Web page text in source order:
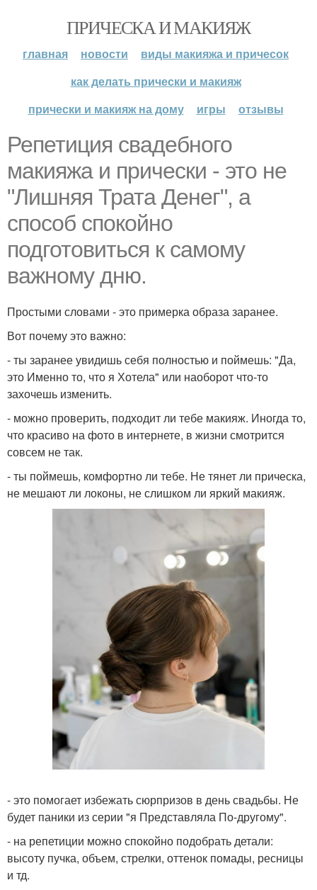
ПРИЧЕСКА И МАКИЯЖ
главная новости
виды макияжа и причесок
как делать прически и макияж
прически и макияж на дому
игры отзывы
Репетиция свадебного
макияжа и прически - это не
"Лишняя Трата Денег", а
способ спокойно
подготовиться к самому
важному дню.
Простыми словами - это примерка образа заранее.
Вот почему это важно:
- ты заранее увидишь себя полностью и поймешь: "Да,
это Именно то, что я Хотела" или наоборот что-то
захочешь изменить.
- можно проверить, подходит ли тебе макияж. Иногда то,
что красиво на фото в интернете, в жизни смотрится
совсем не так.
- ты поймешь, комфортно ли тебе. Не тянет ли прическа,
не мешают ли локоны, не слишком ли яркий макияж.
- это помогает избежать сюрпризов в день свадьбы. Не
будет паники из серии "я Представляла По-другому".
- на репетиции можно спокойно подобрать детали:
высоту пучка, объем, стрелки, оттенок помады, ресницы
и тд.